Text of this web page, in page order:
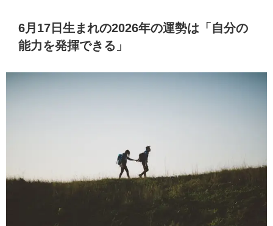
6月17日生まれの2026年の運勢は「自分の
能力を発揮できる」